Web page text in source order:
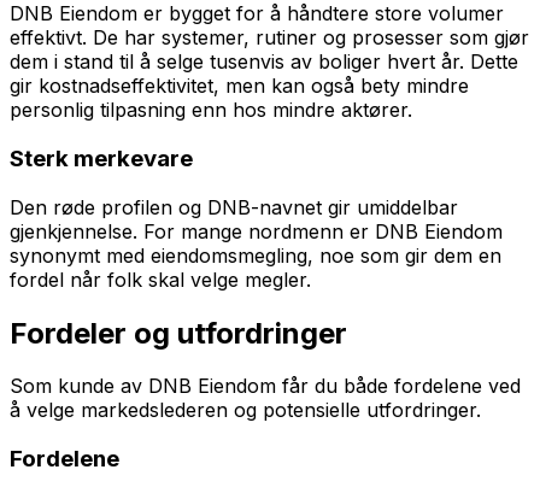
DNB Eiendom er bygget for å håndtere store volumer
effektivt. De har systemer, rutiner og prosesser som gjør
dem i stand til å selge tusenvis av boliger hvert år. Dette
gir kostnadseffektivitet, men kan også bety mindre
personlig tilpasning enn hos mindre aktører.
Sterk merkevare
Den røde profilen og DNB-navnet gir umiddelbar
gjenkjennelse. For mange nordmenn er DNB Eiendom
synonymt med eiendomsmegling, noe som gir dem en
fordel når folk skal velge megler.
Fordeler og utfordringer
Som kunde av DNB Eiendom får du både fordelene ved
å velge markedslederen og potensielle utfordringer.
Fordelene